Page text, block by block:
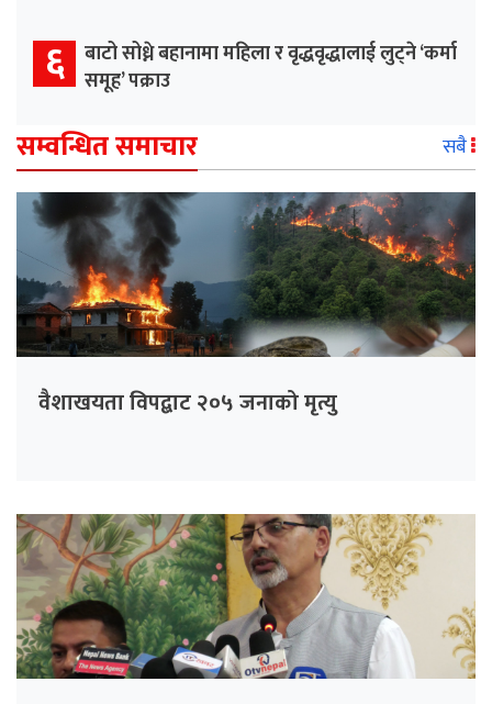
६ बाटो सोध्ने बहानामा महिला र वृद्धवृद्धालाई लुट्ने ‘कर्मा
समूह’ पक्राउ
सम्वन्धित समाचार सबै
वैशाखयता विपद्बाट २०५ जनाको मृत्यु